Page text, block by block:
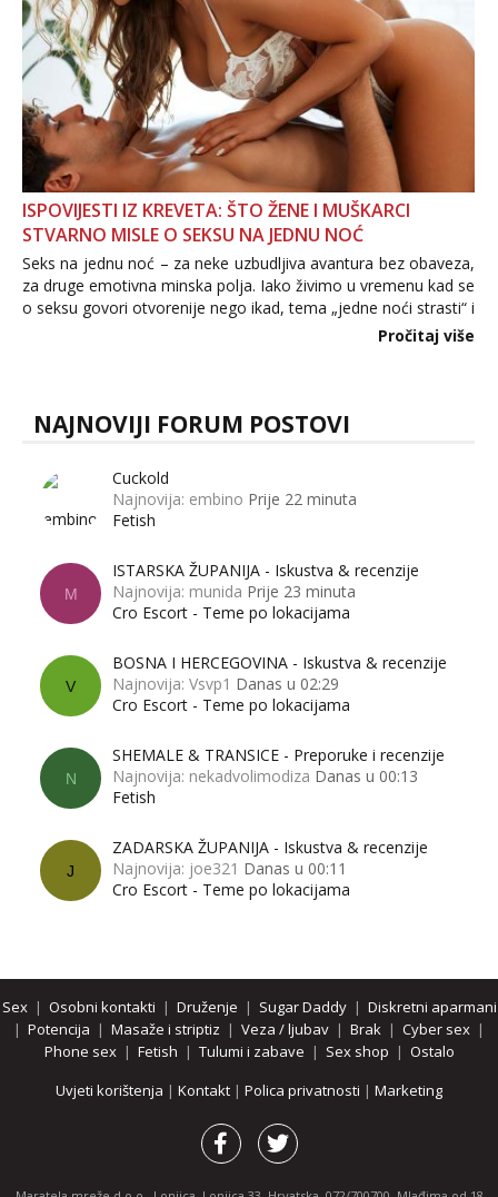
ISPOVIJESTI IZ KREVETA: ŠTO ŽENE I MUŠKARCI
STVARNO MISLE O SEKSU NA JEDNU NOĆ
Seks na jednu noć – za neke uzbudljiva avantura bez obaveza,
za druge emotivna minska polja. Iako živimo u vremenu kad se
o seksu govori otvorenije nego ikad, tema „jedne noći strasti“ i
dalje izaziva burne rasprave. Što zapravo misle žene, a što
Pročitaj više
NAJNOVIJI FORUM POSTOVI
Cuckold
Najnovija: embino Prije 22 minuta
Fetish
M
ISTARSKA ŽUPANIJA - Iskustva & recenzije
Najnovija: munida Prije 23 minuta
Cro Escort - Teme po lokacijama
V
BOSNA I HERCEGOVINA - Iskustva & recenzije
Najnovija: Vsvp1 Danas u 02:29
Cro Escort - Teme po lokacijama
N
SHEMALE & TRANSICE - Preporuke i recenzije
Najnovija: nekadvolimodiza Danas u 00:13
Fetish
J
ZADARSKA ŽUPANIJA - Iskustva & recenzije
Najnovija: joe321 Danas u 00:11
Cro Escort - Teme po lokacijama
Sex| Osobni kontakti | Druženje | Sugar Daddy| Diskretni aparmani
| Potencija | Masaže i striptiz | Veza / ljubav | Brak | Cyber sex |
Phone sex| Fetish | Tulumi i zabave | Sex shop | Ostalo
Uvjeti korištenja | Kontakt | Polica privatnosti | Marketing